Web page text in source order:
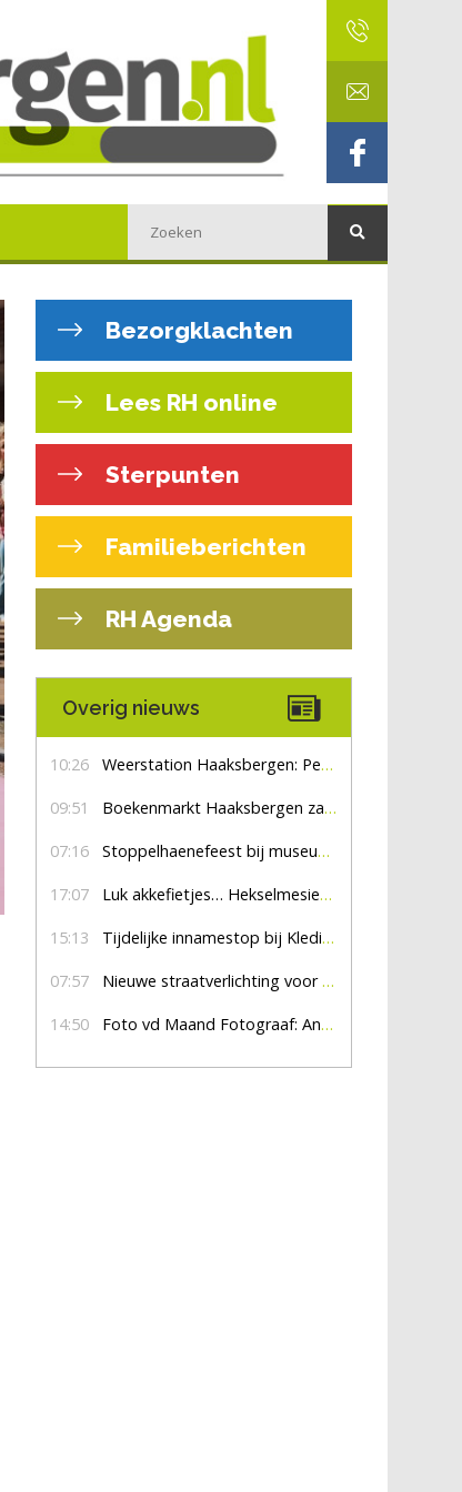
Bezorgklachten
Lees RH online
Sterpunten
Familieberichten
RH Agenda
Overig nieuws
10:26 Weerstation Haaksbergen: Perioden met zon en droog
09:51 Boekenmarkt Haaksbergen zaterdag 8 augustus, marktplein Haaksbergen
07:16 Stoppelhaenefeest bij museum De Lebbenbrugge
17:07 Luk akkefietjes… HekselmesienHarry
15:13 Tijdelijke innamestop bij Kledingbank Stefania
07:57 Nieuwe straatverlichting voor De Veldmaat en De Pas
14:50 Foto vd Maand Fotograaf: Anna Jalving